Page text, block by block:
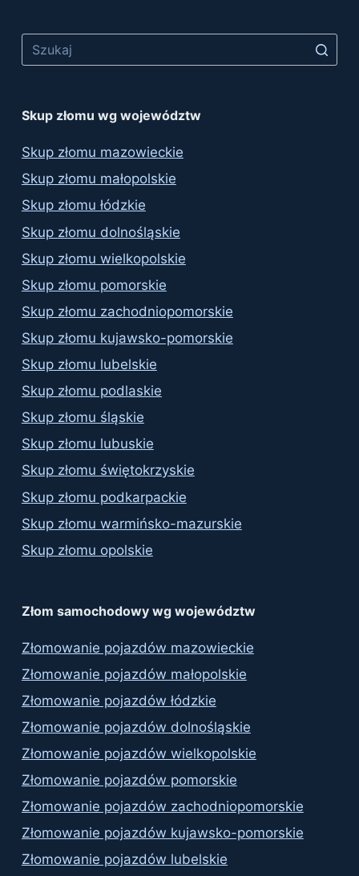
Skup złomu wg województw
Skup złomu mazowieckie
Skup złomu małopolskie
Skup złomu łódzkie
Skup złomu dolnośląskie
Skup złomu wielkopolskie
Skup złomu pomorskie
Skup złomu zachodniopomorskie
Skup złomu kujawsko-pomorskie
Skup złomu lubelskie
Skup złomu podlaskie
Skup złomu śląskie
Skup złomu lubuskie
Skup złomu świętokrzyskie
Skup złomu podkarpackie
Skup złomu warmińsko-mazurskie
Skup złomu opolskie
Złom samochodowy wg województw
Złomowanie pojazdów mazowieckie
Złomowanie pojazdów małopolskie
Złomowanie pojazdów łódzkie
Złomowanie pojazdów dolnośląskie
Złomowanie pojazdów wielkopolskie
Złomowanie pojazdów pomorskie
Złomowanie pojazdów zachodniopomorskie
Złomowanie pojazdów kujawsko-pomorskie
Złomowanie pojazdów lubelskie